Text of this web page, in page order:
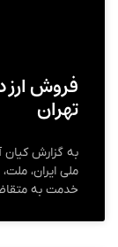
تهران
به گزارش
ملی ایران،
خدمت به